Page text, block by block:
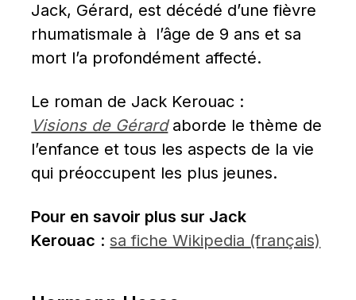
Jack, Gérard, est décédé d’une fièvre
rhumatismale à  l’âge de 9 ans et sa
mort l’a profondément affecté.
Le roman de Jack Kerouac :
Visions de Gérard aborde le thème de
l’enfance et tous les aspects de la vie
qui préoccupent les plus jeunes.
Pour en savoir plus sur Jack
Kerouac : sa fiche Wikipedia (français)